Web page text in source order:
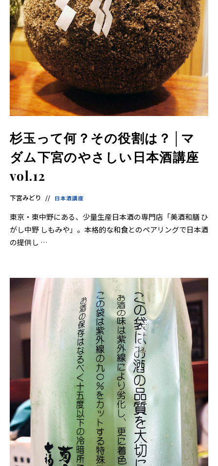
杉玉って何？その役割は？│マ
ダム下宮のやさしい日本酒講座
vol.12
下宮みどり 日本酒講座
東京・東中野にある、少量生産日本酒の専門店「美酒和膳 ひ
がし中野 しもみや」。本格的な和食とのペアリングで日本酒
の提供し …